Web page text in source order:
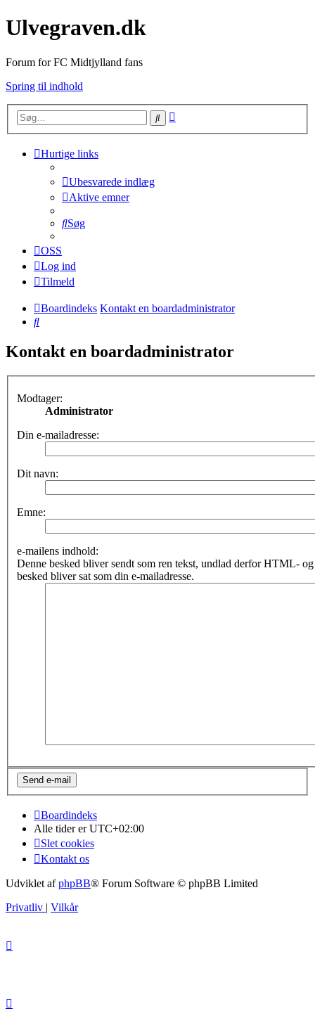
Ulvegraven.dk
Forum for FC Midtjylland fans
Spring til indhold
Søg
Hurtige links
Ubesvarede indlæg
Aktive emner
Søg
OSS
Log ind
Tilmeld
Boardindeks Kontakt en boardadministrator
Søg
Kontakt en boardadministrator
Modtager:
Administrator
Din e-mailadresse:
Dit navn:
Emne:
e-mailens indhold:
Denne besked bliver sendt som ren tekst, undlad derfor HTML-
besked bliver sat som din e-mailadresse.
Boardindeks
Alle tider erUTC+02:00
Slet cookies
Kontakt os
Udviklet afphpBB® Forum Software © phpBB Limited
Privatliv
Vilkår